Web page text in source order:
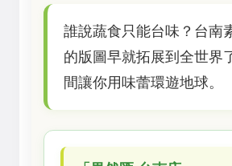
誰說蔬食只能台味？台南
的版圖早就拓展到全世界
間讓你用味蕾環遊地球。